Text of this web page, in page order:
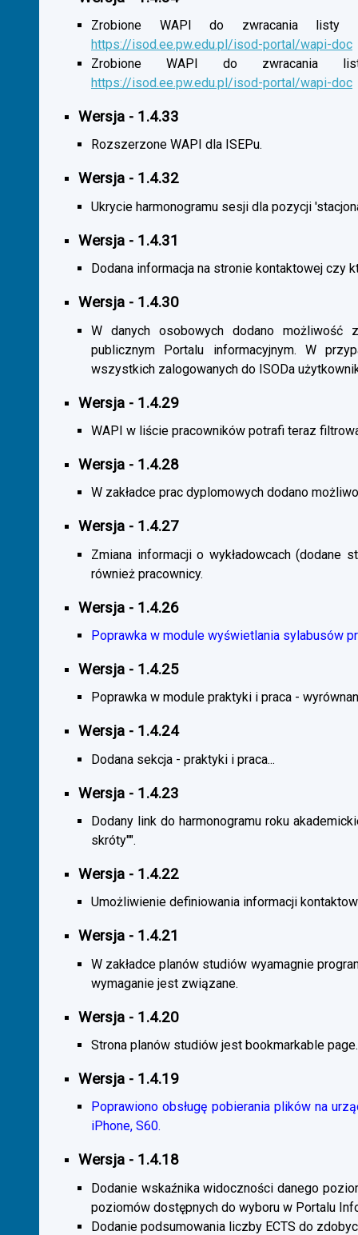
Zrobione WAPI do zwracania listy
https://isod.ee.pw.edu.pl/isod-portal/wapi-doc
Zrobione WAPI do zwracania listy
https://isod.ee.pw.edu.pl/isod-portal/wapi-doc
Wersja - 1.4.33
Rozszerzone WAPI dla ISEPu.
Wersja - 1.4.32
Ukrycie harmonogramu sesji dla pozycji
Wersja - 1.4.31
Dodana informacja na stronie kontaktowej czy
Wersja - 1.4.30
W danych osobowych dodano możliwość
publicznym Portalu informacyjnym. W
wszystkich zalogowanych do ISODa
Wersja - 1.4.29
WAPI w liście pracowników potrafi teraz
Wersja - 1.4.28
W zakładce prac dyplomowych dodano
Wersja - 1.4.27
Zmiana informacji o wykładowcach (dodane
również pracownicy.
Wersja - 1.4.26
Poprawka w module wyświetlania sylabusów
Wersja - 1.4.25
Poprawka w module praktyki i praca -
Wersja - 1.4.24
Dodana sekcja - praktyki i praca...
Wersja - 1.4.23
Dodany link do harmonogramu roku
skróty"".
Wersja - 1.4.22
Umożliwienie definiowania informacji
Wersja - 1.4.21
W zakładce planów studiów wyamagnie
wymaganie jest związane.
Wersja - 1.4.20
Strona planów studiów jest bookmarkable page.
Wersja - 1.4.19
Poprawiono obsługę pobierania plików na
iPhone, S60.
Wersja - 1.4.18
Dodanie wskaźnika widoczności danego
poziomów dostępnych do wyboru w Portalu
Dodanie podsumowania liczby ECTS do